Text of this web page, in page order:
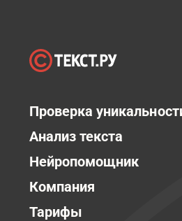
Проверка
Анализ текста
Нейропомощник
Компания
Тарифы